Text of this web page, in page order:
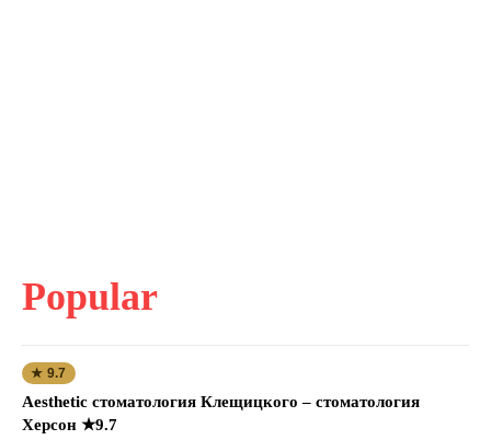
Popular
★ 9.7
Aesthetic стоматология Клещицкого – стоматология
Херсон ★9.7